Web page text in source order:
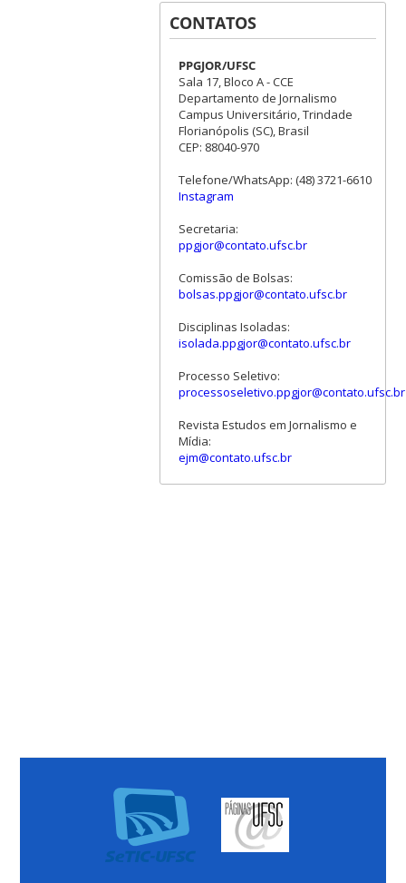
CONTATOS
PPGJOR/UFSC
Sala 17, Bloco A - CCE
Departamento de Jornalismo
Campus Universitário, Trindade
Florianópolis (SC), Brasil
CEP: 88040-970
Telefone/WhatsApp: (48) 3721-6610
Instagram
Secretaria:
ppgjor@contato.ufsc.br
Comissão de Bolsas:
bolsas.ppgjor@contato.ufsc.br
Disciplinas Isoladas:
isolada.ppgjor@contato.ufsc.br
Processo Seletivo:
processoseletivo.ppgjor@contato.ufsc.br
Revista Estudos em Jornalismo e
Mídia:
ejm@contato.ufsc.br